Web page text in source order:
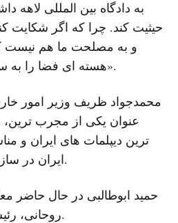
به دادگاه بین المللی لاهه
حیثیت کند. چرا که اگر شکایت
و به مصلحت ما هم نیست
هسته ای فضا را به سمت شکایت پیش ببریم».
محمدجواد ظریف وزیر امور
عنوان یکی از مجرب ترین،
ترین دیپلمات های ایران و
ایران در سازمان ملل نام برده است.
حمید ابوطالبی در حال حاضر
روحانی، رئیس جمهوری ایران است.